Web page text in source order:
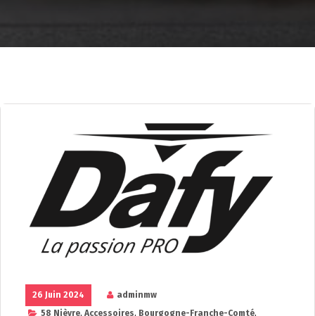
26 Juin 2024
adminmw
58 Nièvre, Accessoires, Bourgogne-Franche-Comté,